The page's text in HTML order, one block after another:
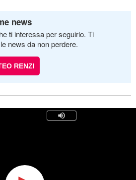
news
ti interessa per seguirlo. Ti
news da non perdere.
RENZI